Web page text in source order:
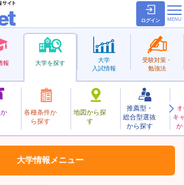
ログイン
報 大学を探す
各種条件か
ら探す
地図から探
す
推薦型・
総合型選抜
から探す
キ
か
大学
入試情報
受験対策・
勉強法
科大学 お気に入り
大学情報 メニュー